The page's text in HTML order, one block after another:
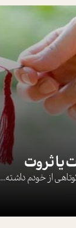
یا ثروت
از خودم داشته...